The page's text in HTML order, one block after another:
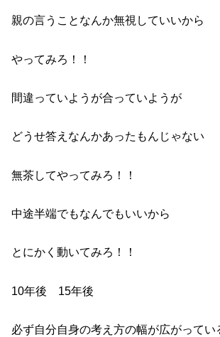
親の言うことなんか無視していいから
やってみろ！！
間違っていようが合っていようが
どうせ答えなんかあったもんじゃない
無茶してやってみろ！！
中途半端でもなんでもいいから
とにかく動いてみろ！！
10年後 15年後
必ず自分自身の考え方の幅が広がってい